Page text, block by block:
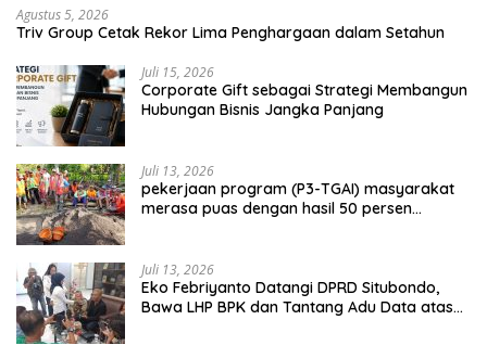
Agustus 5, 2026
Triv Group Cetak Rekor Lima Penghargaan dalam Setahun
Juli 15, 2026
Corporate Gift sebagai Strategi Membangun
Hubungan Bisnis Jangka Panjang
Juli 13, 2026
pekerjaan program (P3-TGAI) masyarakat
merasa puas dengan hasil 50 persen
Juli 13, 2026
Eko Febriyanto Datangi DPRD Situbondo,
Bawa LHP BPK dan Tantang Adu Data atas